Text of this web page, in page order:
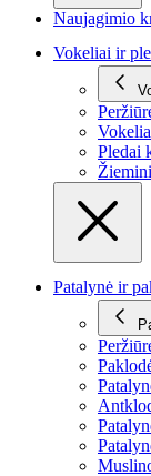
Naujagimio
Vokeliai ir
Pledai
Patalynė ir